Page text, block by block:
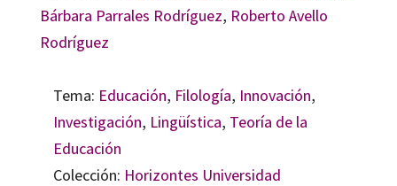
Bárbara Parrales Rodríguez, Roberto Avello
Rodríguez
Tema: Educación, Filología, Innovación,
Investigación, Lingüística, Teoría de la
Educación
Colección: Horizontes Universidad